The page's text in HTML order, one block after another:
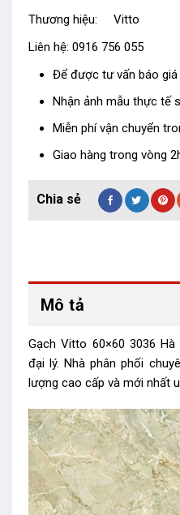
Thương hiệu: Vitto
Liên hệ: 0916 756 055
Để được tư vấn báo giá
Nhận ảnh mẫu thực tế
Miễn phí vận chuyển
Giao hàng trong vòng
Mô tả
Gạch Vitto 60×60 3036
đại lý. Nhà phân phối
lượng cao cấp và mới nhất